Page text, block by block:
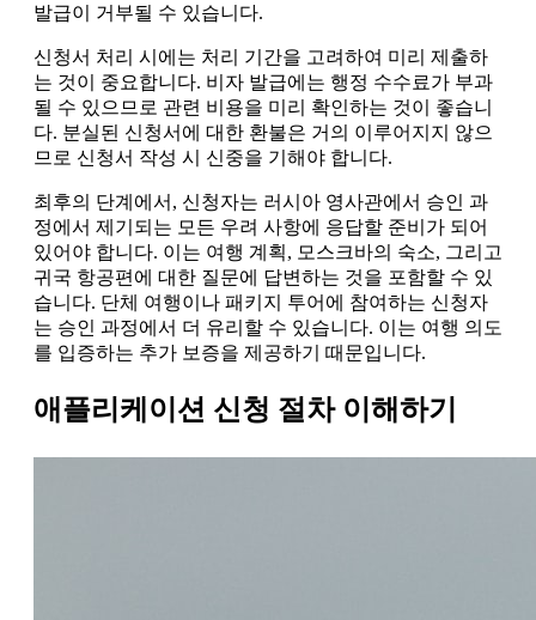
발급이 거부될 수 있습니다.
신청서 처리 시에는 처리 기간을 고려하여 미리 제출하
는 것이 중요합니다. 비자 발급에는 행정 수수료가 부과
될 수 있으므로 관련 비용을 미리 확인하는 것이 좋습니
다. 분실된 신청서에 대한 환불은 거의 이루어지지 않으
므로 신청서 작성 시 신중을 기해야 합니다.
최후의 단계에서, 신청자는 러시아 영사관에서 승인 과
정에서 제기되는 모든 우려 사항에 응답할 준비가 되어
있어야 합니다. 이는 여행 계획, 모스크바의 숙소, 그리고
귀국 항공편에 대한 질문에 답변하는 것을 포함할 수 있
습니다. 단체 여행이나 패키지 투어에 참여하는 신청자
는 승인 과정에서 더 유리할 수 있습니다. 이는 여행 의도
를 입증하는 추가 보증을 제공하기 때문입니다.
애플리케이션 신청 절차 이해하기